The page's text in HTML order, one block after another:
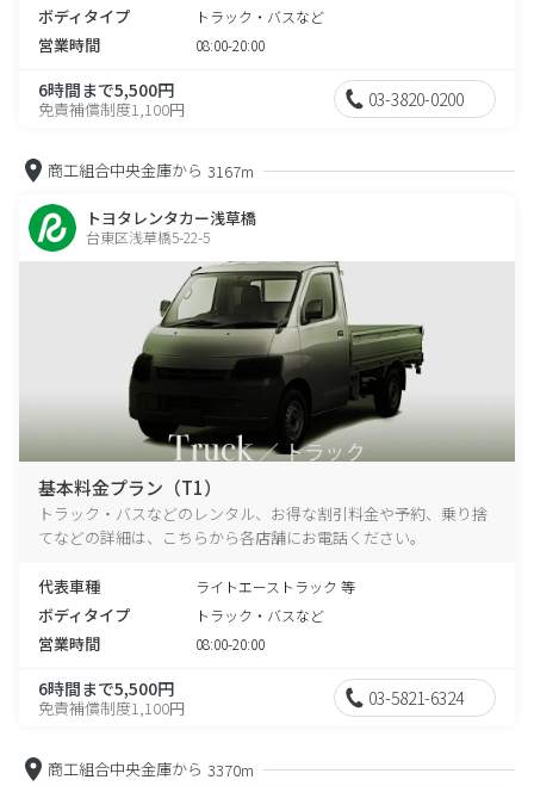
ボディタイプ トラック・バスなど
営業時間 08:00-20:00
6時間まで5,500円
免責補償制度1,100円 03-3820-0200
商工組合中央金庫から 3167m
トヨタレンタカー浅草橋
台東区浅草橋5-22-5
基本料金プラン（T1）
トラック・バスなどのレンタル、お得な割引料金や予約、乗り捨
てなどの詳細は、こちらから各店舗にお電話ください。
代表車種 ライトエーストラック 等
ボディタイプ トラック・バスなど
営業時間 08:00-20:00
6時間まで5,500円
免責補償制度1,100円 03-5821-6324
商工組合中央金庫から 3370m